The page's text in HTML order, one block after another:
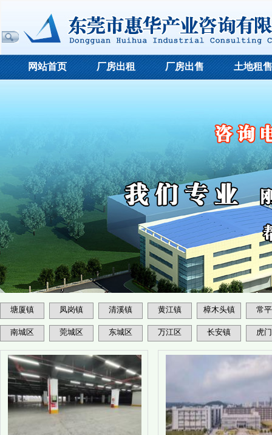
网站首页 厂房出租 厂房出售 土地租售
塘厦镇 凤岗镇 清溪镇 黄江镇 樟木头镇 常
南城区 莞城区 东城区 万江区 长安镇 虎